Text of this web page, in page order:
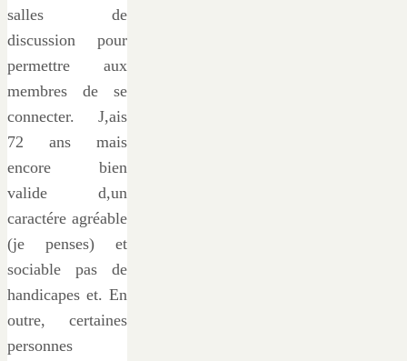
salles de
discussion pour
permettre aux
membres de se
connecter. J,ais
72 ans mais
encore bien
valide d,un
caractére agréable
(je penses) et
sociable pas de
handicapes et. En
outre, certaines
personnes